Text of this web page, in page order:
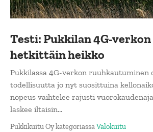
Testi: Pukkilan 4G-verkon
hetkittäin heikko
Pukkilassa 4G-verkon ruuhkautuminen
todellisuutta jo nyt suosittuina
nopeus vaihtelee rajusti
laskee iltaisin...
Pukkikuitu OykategoriassaValokuitu